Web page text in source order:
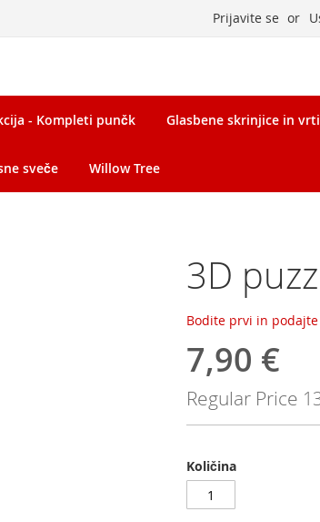
Prijavite se
- Kompleti punčk Glasbene skrinjice in
sveče Willow Tree
3D
Bodite prvi in
Special
Price
7,90 €
Regular Price
Količina